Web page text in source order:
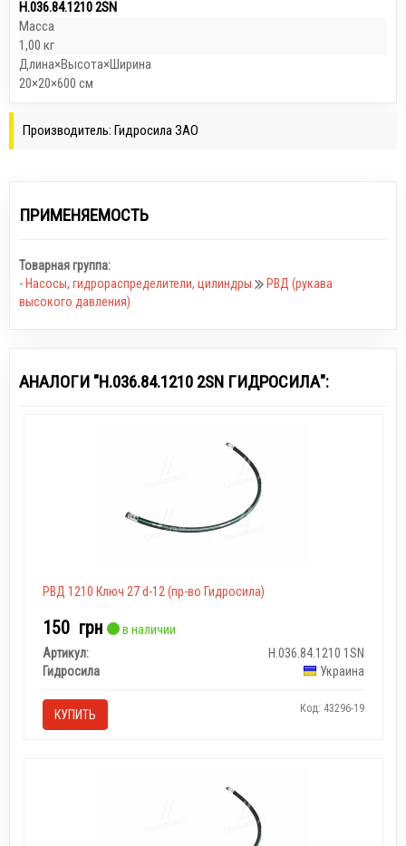
Н.036.84.1210 2SN
Масса
1,00 кг
Длина×Высота×Ширина
20×20×600 см
Производитель: Гидросила ЗАО
ПРИМЕНЯЕМОСТЬ
Товарная группа:
-Насосы, гидрораспределители, цилиндры
РВД (рукава
высокого давления)
АНАЛОГИ "Н.036.84.1210 2SN ГИДРОСИЛА":
РВД 1210 Ключ 27 d-12 (пр-во Гидросила)
150 грн
в наличии
Артикул:
Н.036.84.1210 1SN
Гидросила
Украина
КУПИТЬ Код: 43296-19